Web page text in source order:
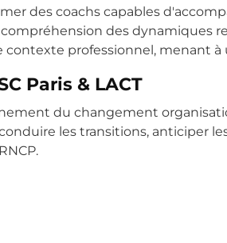
des coachs capables
des dynamiques
professionnel, menant à
Paris & LACT
du changement
les transitions, anticiper